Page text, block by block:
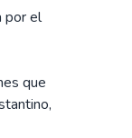
por el
que